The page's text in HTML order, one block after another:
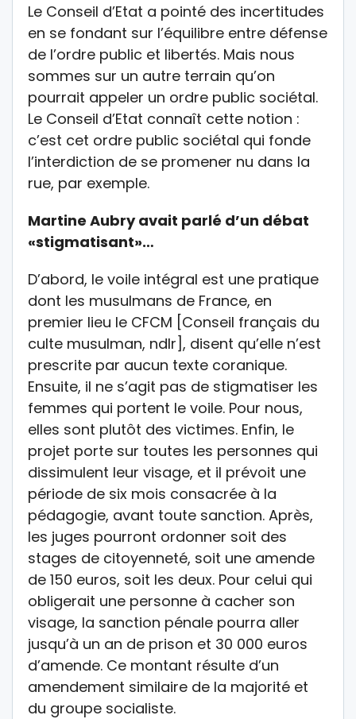
Le Conseil d’Etat a pointé des incertitudes
en se fondant sur l’équilibre entre défense
de l’ordre public et libertés. Mais nous
sommes sur un autre terrain qu’on
pourrait appeler un ordre public sociétal.
Le Conseil d’Etat connaît cette notion :
c’est cet ordre public sociétal qui fonde
l’interdiction de se promener nu dans la
rue, par exemple.
Martine Aubry avait parlé d’un débat
«stigmatisant»…
D’abord, le voile intégral est une pratique
dont les musulmans de France, en
premier lieu le CFCM [Conseil français du
culte musulman, ndlr], disent qu’elle n’est
prescrite par aucun texte coranique.
Ensuite, il ne s’agit pas de stigmatiser les
femmes qui portent le voile. Pour nous,
elles sont plutôt des victimes. Enfin, le
projet porte sur toutes les personnes qui
dissimulent leur visage, et il prévoit une
période de six mois consacrée à la
pédagogie, avant toute sanction. Après,
les juges pourront ordonner soit des
stages de citoyenneté, soit une amende
de 150 euros, soit les deux. Pour celui qui
obligerait une personne à cacher son
visage, la sanction pénale pourra aller
jusqu’à un an de prison et 30 000 euros
d’amende. Ce montant résulte d’un
amendement similaire de la majorité et
du groupe socialiste.